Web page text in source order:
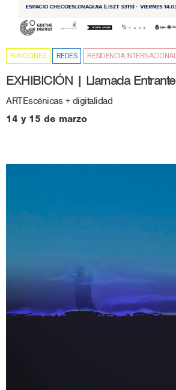
FUNCIONES REDES RESIDENCIA INTERNACIONAL
EXHIBICIÓN | Llamada Entrante
ARTEscénicas + digitalidad
14 y 15 de marzo